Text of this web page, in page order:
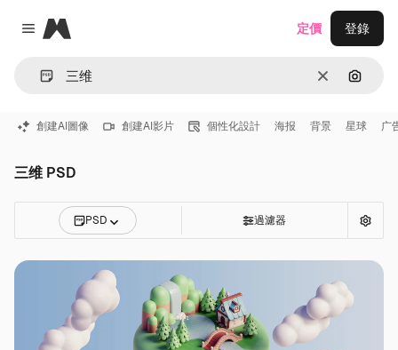
Close menu
Magnific
清除 通過圖
定價 登錄
創建AI圖像 創建AI影片 個性化設計 海报 背景 星球 广
三维 PSD
PSD 過濾器